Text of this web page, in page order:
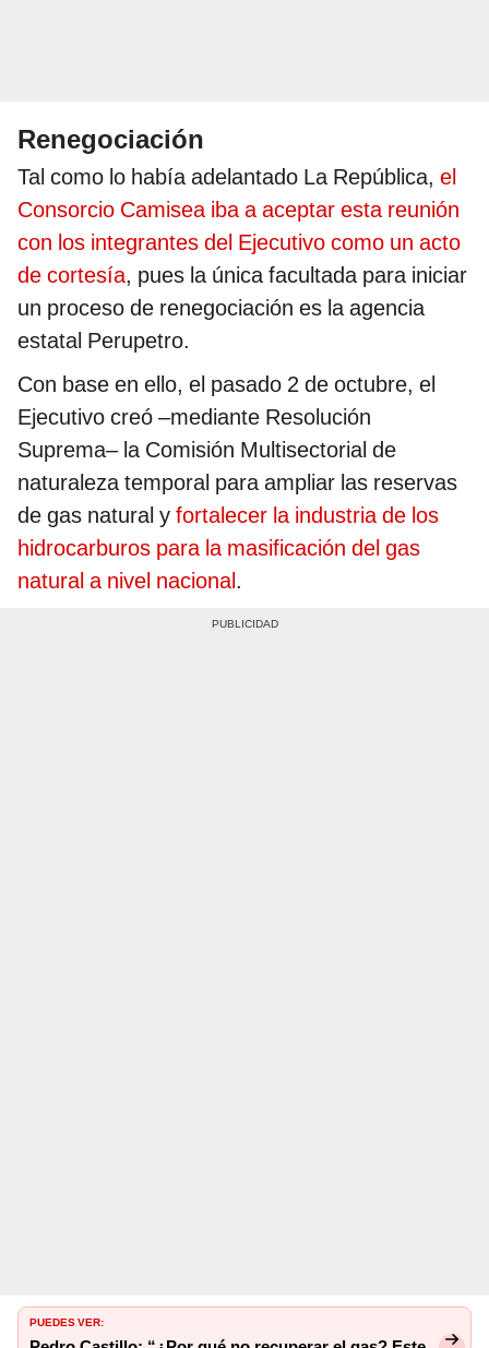
Renegociación
Tal como lo había adelantado La República, el
Consorcio Camisea iba a aceptar esta reunión
con los integrantes del Ejecutivo como un acto
de cortesía, pues la única facultada para iniciar
un proceso de renegociación es la agencia
estatal Perupetro.
Con base en ello, el pasado 2 de octubre, el
Ejecutivo creó –mediante Resolución
Suprema– la Comisión Multisectorial de
naturaleza temporal para ampliar las reservas
de gas natural y fortalecer la industria de los
hidrocarburos para la masificación del gas
natural a nivel nacional.
PUEDES VER: